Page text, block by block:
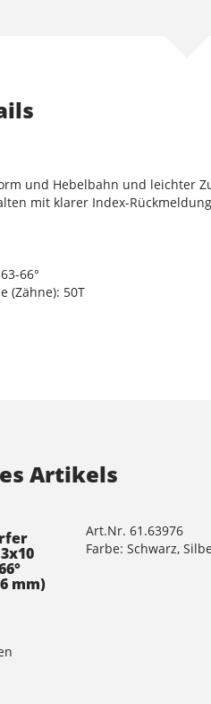
und Hebelbahn und leichter
mit klarer Index-Rückmeldung
66°
(Zähne): 50T
Artikels
mm)
Art.Nr. 61.63976
Farbe: Schwarz,